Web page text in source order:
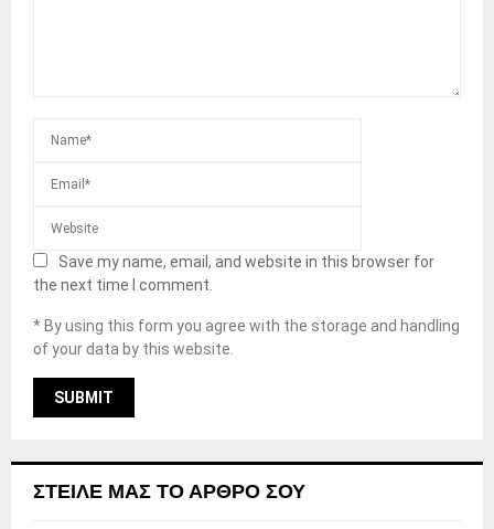
Save my name, email, and website in this browser for
the next time I comment.
* By using this form you agree with the storage and handling
of your data by this website.
ΣΤΕΊΛΕ ΜΑΣ ΤΟ ΆΡΘΡΟ ΣΟΥ